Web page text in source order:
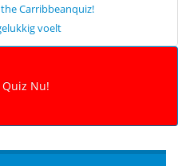
Carribbeanquiz!
voelt